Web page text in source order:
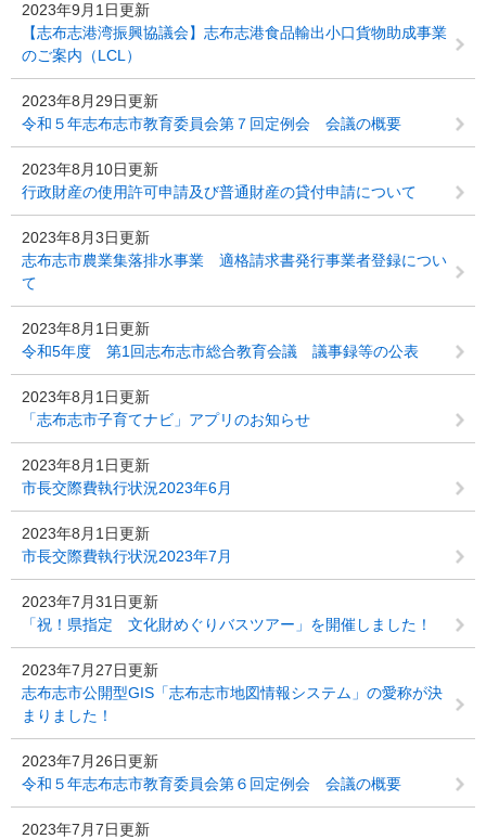
2023年9月1日更新
【志布志港湾振興協議会】志布志港食品輸出小口貨物助成事業
のご案内（LCL）
2023年8月29日更新
令和５年志布志市教育委員会第７回定例会 会議の概要
2023年8月10日更新
行政財産の使用許可申請及び普通財産の貸付申請について
2023年8月3日更新
志布志市農業集落排水事業 適格請求書発行事業者登録につい
て
2023年8月1日更新
令和5年度 第1回志布志市総合教育会議 議事録等の公表
2023年8月1日更新
「志布志市子育てナビ」アプリのお知らせ
2023年8月1日更新
市長交際費執行状況2023年6月
2023年8月1日更新
市長交際費執行状況2023年7月
2023年7月31日更新
「祝！県指定 文化財めぐりバスツアー」を開催しました！
2023年7月27日更新
志布志市公開型GIS「志布志市地図情報システム」の愛称が決
まりました！
2023年7月26日更新
令和５年志布志市教育委員会第６回定例会 会議の概要
2023年7月7日更新